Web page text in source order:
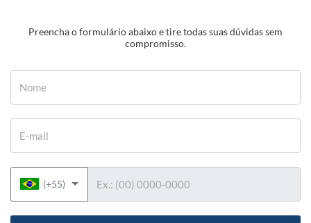
Preencha o formulário abaixo e tire todas suas dúvidas sem
compromisso.
(+55)